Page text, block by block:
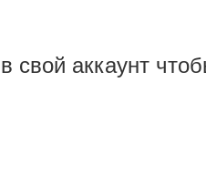
аккаунт